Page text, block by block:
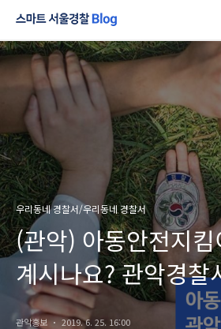
우리동네 경찰서/우리동네 경찰서
(관악) 아동안전지
계시나요? 관악경찰
알려드립니다.
관악홍보 2019. 6. 25. 16:00